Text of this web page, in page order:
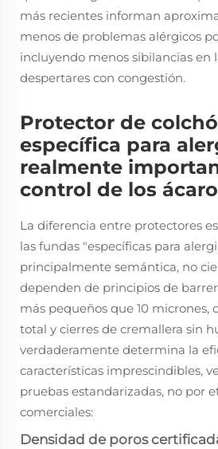
más recientes informan
menos de problemas alérgicos
incluyendo menos sibilancias en
despertares con congestión.
Protector de
específica para
realmente
control de los
La diferencia entre protectores
las fundas "específicas para
principalmente semántica, no
dependen de principios de
más pequeños que 10 micrones,
total y cierres de cremallera sin
verdaderamente determina la
características imprescindibles,
pruebas estandarizadas, no por
comerciales:
Densidad de poros